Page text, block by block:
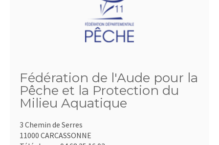
Fédération de l'Aude pour la
Pêche et la Protection du
Milieu Aquatique
3 Chemin de Serres
11000 CARCASSONNE